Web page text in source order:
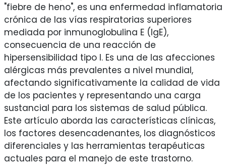
"fiebre de heno", es una enfermedad inflamatoria
crónica de las vías respiratorias superiores
mediada por inmunoglobulina E (IgE),
consecuencia de una reacción de
hipersensibilidad tipo I. Es una de las afecciones
alérgicas más prevalentes a nivel mundial,
afectando significativamente la calidad de vida
de los pacientes y representando una carga
sustancial para los sistemas de salud pública.
Este artículo aborda las características clínicas,
los factores desencadenantes, los diagnósticos
diferenciales y las herramientas terapéuticas
actuales para el manejo de este trastorno.